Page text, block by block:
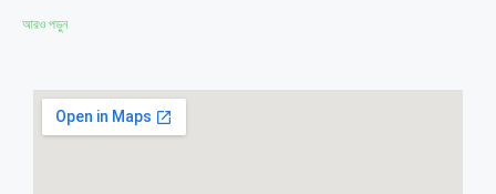
আরও পড়ুন